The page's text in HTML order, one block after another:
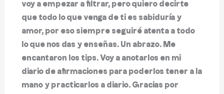
voy a empezar a filtrar, pero quiero decirte
que todo lo que venga de ti es sabiduría y
amor, por eso siempre seguiré atenta a todo
lo que nos das y enseñas. Un abrazo. Me
encantaron los tips. Voy a anotarlos en mi
diario de afirmaciones para poderlos tener a la
mano y practicarlos a diario. Gracias por